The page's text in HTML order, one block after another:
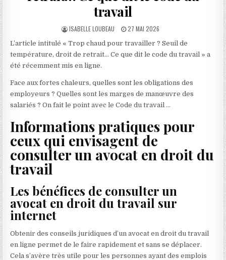
travail
AUTHOR:
ISABELLE LOUBEAU
PUBLISHED
27 MAI 2026
L’article intitulé « Trop chaud pour travailler ? Seuil de
température, droit de retrait… Ce que dit le code du travail » a
été récemment mis en ligne.
Face aux fortes chaleurs, quelles sont les obligations des
employeurs ? Quelles sont les marges de manœuvre des
salariés ? On fait le point avec le Code du travail …
Informations pratiques pour
ceux qui envisagent de
consulter un avocat en droit du
travail
Les bénéfices de consulter un
avocat en droit du travail sur
internet
Obtenir des conseils juridiques d’un avocat en droit du travail
en ligne permet de le faire rapidement et sans se déplacer.
Cela s’avère très utile pour les personnes ayant des emplois